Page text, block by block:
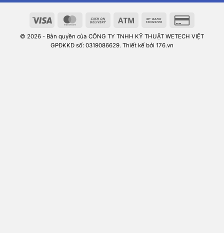
© 2026 - Bản quyền của CÔNG TY TNHH KỸ THUẬT WETECH VIỆT
GPĐKKD số: 0319086629. Thiết kế bởi 176.vn